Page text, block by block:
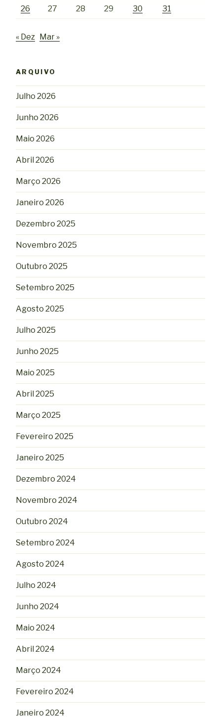
26 27 28 29 30 31
« Dez Mar »
ARQUIVO
Julho 2026
Junho 2026
Maio 2026
Abril 2026
Março 2026
Janeiro 2026
Dezembro 2025
Novembro 2025
Outubro 2025
Setembro 2025
Agosto 2025
Julho 2025
Junho 2025
Maio 2025
Abril 2025
Março 2025
Fevereiro 2025
Janeiro 2025
Dezembro 2024
Novembro 2024
Outubro 2024
Setembro 2024
Agosto 2024
Julho 2024
Junho 2024
Maio 2024
Abril 2024
Março 2024
Fevereiro 2024
Janeiro 2024